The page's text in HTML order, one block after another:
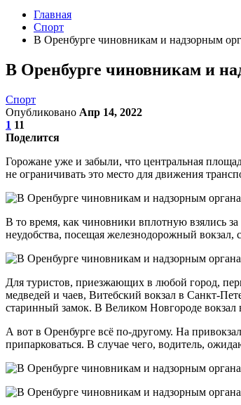
Главная
Спорт
В Оренбурге чиновникам и надзорным
В Оренбурге чиновникам и
Спорт
Опубликовано Апр 14, 2022
1 11
Поделится
Горожане уже и забыли, что центральная
не ограничивать это место для движения
В то время, как чиновники вплотную взялись
неудобства, посещая железнодорожный вокзал,
Для туристов, приезжающих в любой город,
медведей и чаев, Витебский вокзал в Санкт-
старинный замок. В Великом Новгороде вокзал
А вот в Оренбурге всё по-другому. На
припарковаться. В случае чего, водитель,